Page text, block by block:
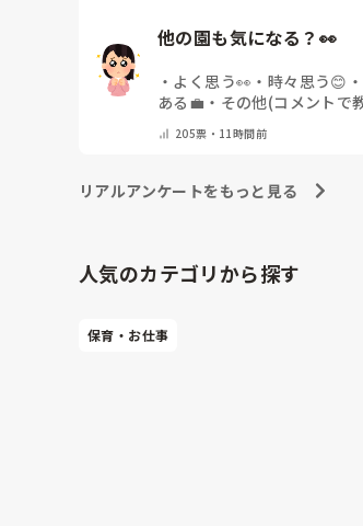
他の園も気になる？👀
・ よく思う👀 ・ 時々思う😊 ・
ある💼 ・ その他(コメントで
205票・ 11時間前
リアルアンケートをもっと見る
人気のカテゴリから探す
保育・お仕事